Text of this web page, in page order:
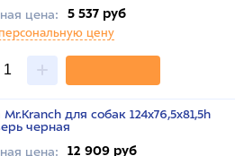
цена:
5 537 руб
цену
для собак 124х76,5х81,5h
черная
цена:
12 909 руб